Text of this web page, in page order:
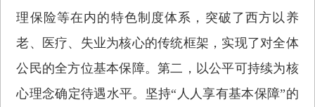
理保险等在内的特色制度体系，突破了西方以养
老、医疗、失业为核心的传统框架，实现了对全体
公民的全方位基本保障。第二，以公平可持续为核
心理念确定待遇水平。坚持“人人享有基本保障”的